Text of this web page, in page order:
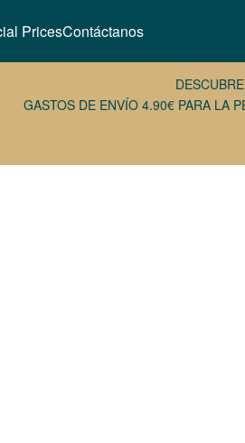
PricesContáctanos
GASTOS DE ENVÍO 4.90€ PARA LA